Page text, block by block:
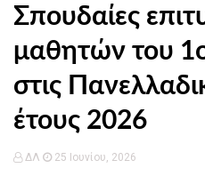
Σπουδαίες
μαθητών του
στις
έτους 2026
ΔΛ 25 Ιουνίου, 2026